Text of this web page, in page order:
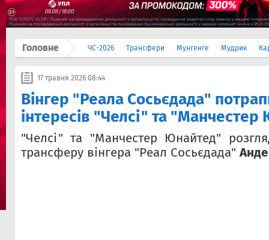
Головне ЧС-2026 Трансфери Мунгенге Мудрик
17 травня 2026 08:44
Вінгер "Реала Сосьєдада"
інтересів "Челсі" та
"Челсі" та "Манчестер Юнайтед"
трансферу вінгера "Реал Сосьєдада"